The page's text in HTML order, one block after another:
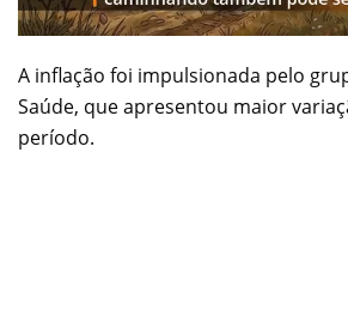
A inflação foi impulsionada pelo
Saúde, que apresentou maior
período.